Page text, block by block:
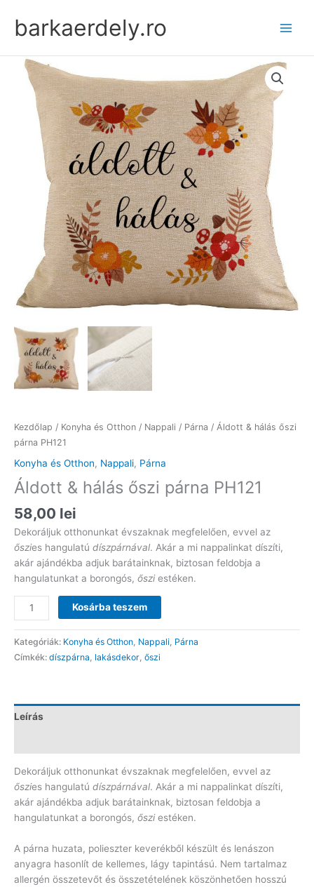
contentbarkaerdely.ro
Kezdőlap / Konyha és Otthon / Nappali / Párna / Áldott & hálás őszi
párna PH121
Konyha és Otthon, Nappali, Párna
Áldott & hálás őszi párna PH121
58,00 lei
Dekoráljuk otthonunkat évszaknak megfelelően, evvel az
őszies hangulatú díszpárnával. Akár a mi nappalinkat díszíti,
akár ajándékba adjuk barátainknak, biztosan feldobja a
hangulatunkat a borongós, ősziestéken.
Áldott
&
hálás
őszi
párna
Kosárba teszem
Kategóriák: Konyha és Otthon, Nappali, Párna
Címkék: díszpárna, lakásdekor, őszi
Leírás
Dekoráljuk otthonunkat évszaknak megfelelően, evvel az
őszies hangulatú díszpárnával. Akár a mi nappalinkat díszíti,
akár ajándékba adjuk barátainknak, biztosan feldobja a
hangulatunkat a borongós, ősziestéken.
A párna huzata, polieszter keverékből készült és lenászon
anyagra hasonlít de kellemes, lágy tapintású. Nem tartalmaz
allergén összetevőt és összetételének köszönhetően hosszú